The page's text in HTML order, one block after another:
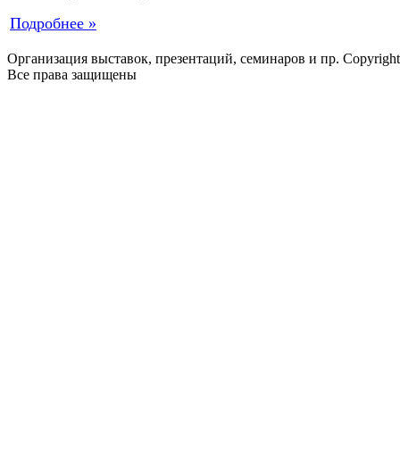
Подробнее »
Организация выставок, презентаций, семинаров и пр.
Все права защищены